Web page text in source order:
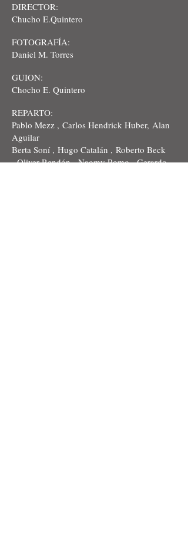
DIRECTOR:
Chucho E.Quintero
FOTOGRAFÍA:
Daniel M. Torres
GUION:
Chocho E. Quintero
REPARTO:
Pablo Mezz , Carlos Hendrick Huber, Alan
Aguilar
Berta Soní , Hugo Catalán , Roberto Beck
,Oliver Rendón ,Naomy Romo ,Gerardo